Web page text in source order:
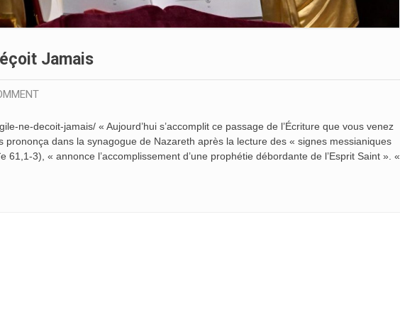
Jamais
ne-decoit-jamais/ « Aujourd’hui s’accomplit ce passage de l’Écriture que vous venez
prononça dans la synagogue de Nazareth après la lecture des « signes messianiques
3), « annonce l’accomplissement d’une prophétie débordante de l’Esprit Saint ». «